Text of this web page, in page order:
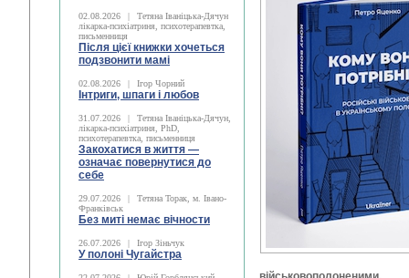
02.08.2026 |
Тетяна Іваніцька-Дячун
лікарка-психіатриня, психотерапевтка,
письменниця
Після цієї книжки хочеться
подзвонити мамі
02.08.2026 | Ігор Чорний
Інтриги, шпаги і любов
31.07.2026 |
Тетяна Іваніцька-Дячун,
лікарка-психіатриня, PhD,
психотерапевтка, письменниця
Закохатися в життя —
означає повернутися до
себе
29.07.2026 |
Тетяна Торак, м. Івано-
Франківськ
Без миті немає вічности
26.07.2026 | Ігор Зіньчук
У полоні Чугайстра